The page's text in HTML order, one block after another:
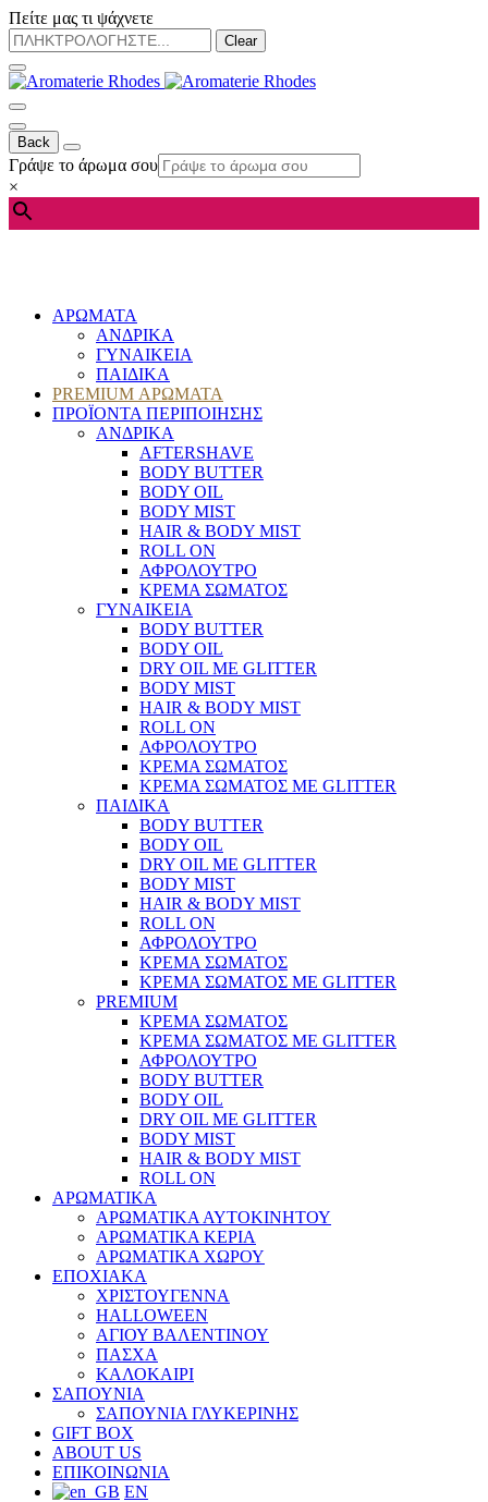
Πείτε μας τι ψάχνετε
Clear
Back
Γράψε το άρωμα σου
×
ΑΡΩΜΑΤΑ
ΑΝΔΡΙΚΑ
ΓΥΝΑΙΚΕΙΑ
ΠΑΙΔΙΚΑ
PREMIUM ΑΡΩΜΑΤΑ
ΠΡΟΪΟΝΤΑ ΠΕΡΙΠΟΙΗΣΗΣ
ΑΝΔΡΙΚΑ
AFTERSHAVE
BODY BUTTER
BODY OIL
BODY MIST
HAIR & BODY MIST
ROLL ON
ΑΦΡΟΛΟΥΤΡΟ
ΚΡΕΜΑ ΣΩΜΑΤΟΣ
ΓΥΝΑΙΚΕΙΑ
BODY BUTTER
BODY OIL
DRY OIL ΜΕ GLITTER
BODY MIST
HAIR & BODY MIST
ROLL ON
ΑΦΡΟΛΟΥΤΡΟ
ΚΡΕΜΑ ΣΩΜΑΤΟΣ
ΚΡΕΜΑ ΣΩΜΑΤΟΣ ΜΕ GLITTER
ΠΑΙΔΙΚΑ
BODY BUTTER
BODY OIL
DRY OIL ΜΕ GLITTER
BODY MIST
HAIR & BODY MIST
ROLL ON
ΑΦΡΟΛΟΥΤΡΟ
ΚΡΕΜΑ ΣΩΜΑΤΟΣ
ΚΡΕΜΑ ΣΩΜΑΤΟΣ ΜΕ GLITTER
PREMIUM
ΚΡΕΜΑ ΣΩΜΑΤΟΣ
ΚΡΕΜΑ ΣΩΜΑΤΟΣ ΜΕ GLITTER
ΑΦΡΟΛΟΥΤΡΟ
BODY BUTTER
BODY OIL
DRY OIL ΜΕ GLITTER
BODY MIST
HAIR & BODY MIST
ROLL ON
ΑΡΩΜΑΤΙΚΑ
ΑΡΩΜΑΤΙΚΑ ΑΥΤΟΚΙΝΗΤΟΥ
ΑΡΩΜΑΤΙΚΑ ΚΕΡΙΑ
ΑΡΩΜΑΤΙΚΑ ΧΩΡΟΥ
ΕΠΟΧΙΑΚΑ
ΧΡΙΣΤΟΥΓΕΝΝΑ
HALLOWEEN
ΑΓΙΟΥ ΒΑΛΕΝΤΙΝΟΥ
ΠΑΣΧΑ
ΚΑΛΟΚΑΙΡΙ
ΣΑΠΟΥΝΙΑ
ΣΑΠΟΥΝΙΑ ΓΛΥΚΕΡΙΝΗΣ
GIFT BOX
ABOUT US
ΕΠΙΚΟΙΝΩΝΙΑ
EN